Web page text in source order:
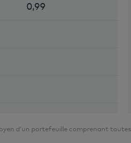
0,99
d’un portefeuille comprenant